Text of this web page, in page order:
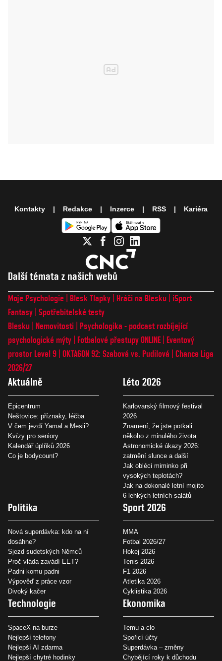
Další témata z našich webů
Moje Psychologie Blesk Tlapky Hráči na Blesku
iSport
Fantasy Spotřebitelské testy
Blesku
Nemovitosti
Psychologika - podcast rozbíjející
psychologické mýty
Fotbalové přestupy ONLINE
Eventový
prostor Level 9 OKTAGON 92: Szabová vs. Pudilová
Chance Liga
2026/27
Aktuálně
Epicentrum
Neštovice: příznaky, léčba
V čem jezdí Yamal a Mesii?
Kvízy pro seniory
Kalendář úplňků 2026
Co je bodycount?
Léto 2026
Karlovarský filmový festival
2026
Znamení, že jste potkali
někoho z minulého života
Astronomické úkazy 2026:
zatmění slunce a další
Jak obléci miminko při
vysokých teplotách?
Jak na dokonalé letní mojito
6 lehkých letních salátů
Politika
Nová superdávka: kdo na ní
dosáhne?
Sjezd sudetských Němců
Proč vláda zavádí EET?
Padni komu padni
Výpověď z práce vzor
Divoký kačer
Sport 2026
MMA
Fotbal 2026/27
Hokej 2026
Tenis 2026
F1 2026
Atletika 2026
Cyklistika 2026
Technologie
SpaceX na burze
Nejlepší telefony
Nejlepší AI zdarma
Nejlepší chytré hodinky
Ekonomika
Temu a clo
Spořicí účty
Superdávka – změny
Chybějící roky k důchodu
Kontakty Redakce Inzerce RSS Kariéra